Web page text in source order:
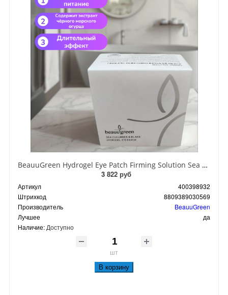
BeauuGreen Hydrogel Eye Patch Firming Solution Sea Cocumber & Black Гидрогелевые патчи для кожи вокруг глаз с экстрактом черного морского огурца 60 шт 90 гр
3 822 руб
Артикул
400398932
Штрихкод
8809389030569
Производитель
BeauuGreen
Лучшее
да
Наличие: Доступно
шт
В корзину